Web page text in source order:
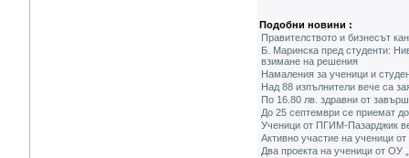
Подобни новини :
Правителството и бизнесът
Б. Маринска пред студенти:
взимане на решения
Намаления за ученици и
Над 88 изпълнители вече са
По 16.80 лв. здравни от
До 25 септември се приемат
Ученици от ПГИМ-Пазарджик
Активно участие на ученици
Два проекта на ученици от ОУ